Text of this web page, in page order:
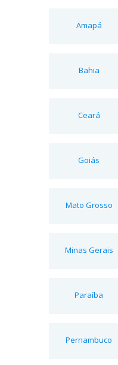
Amapá
Bahia
Ceará
Goiás
Mato Grosso
Minas Gerais
Paraíba
Pernambuco